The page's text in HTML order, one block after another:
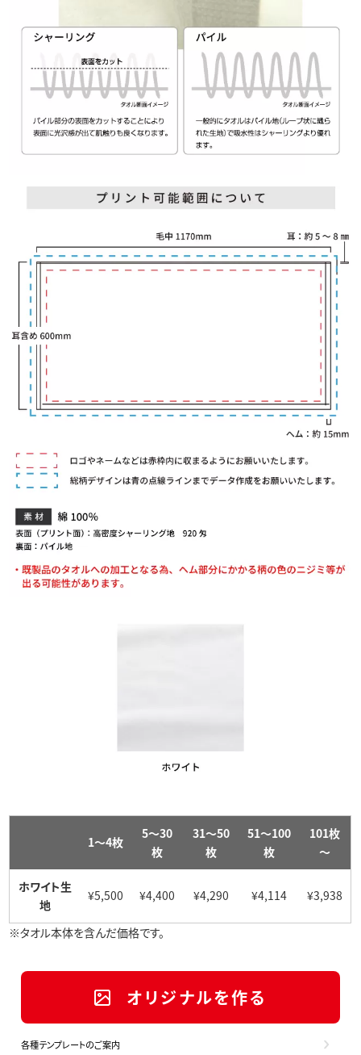
1～4枚
5～30
枚
31～50
枚
51～100
枚
101枚
～
ホワイト生
地
¥5,500 ¥4,400 ¥4,290 ¥4,114 ¥3,938
※タオル本体を含んだ価格です。
オリジナルを作る
各種テンプレートのご案内